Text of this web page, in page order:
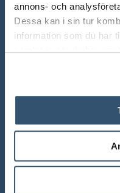
annons- och
Dessa kan i sin tur
information som du har
samlat in när du har
Mån-Fre: 10.00 –
Lör: 10.00 – 13.00
Telefon: 042 – 22 55